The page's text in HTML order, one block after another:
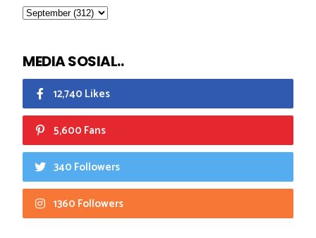
MEDIA SOSIAL..
12,740 Likes
5,600 Fans
340 Followers
1360 Followers